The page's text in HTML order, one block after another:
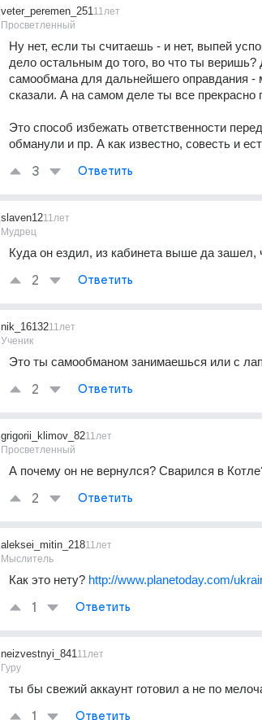
veter_peremen_251
Просветленный
11лет
Ну нет, если ты считаешь - и нет, выпей
дело остальным до того, во что ты
самообмана для дальнейшего оправдания -
сказали. А на самом деле ты все прекрасно
Это способ избежать ответственности
обманули и пр. А как известно, совесть и
3 Ответить
slaven12
Мудрец
11лет
Куда он ездил, из кабинета выше да зашел,
2 Ответить
nik_16132
Ученик
11лет
Это ты самообманом занимаешься или с
2 Ответить
grigorii_klimov_82
Просветленный
11лет
А почему он не вернулся? Сварился в
2 Ответить
aleksei_mitin_218
Мыслитель
11лет
Как это нету? http://www.planetoday.com/
1 Ответить
neizvestnyi_841
Гуру
11лет
ты бы свежий аккаунт готовил а не по
1 Ответить